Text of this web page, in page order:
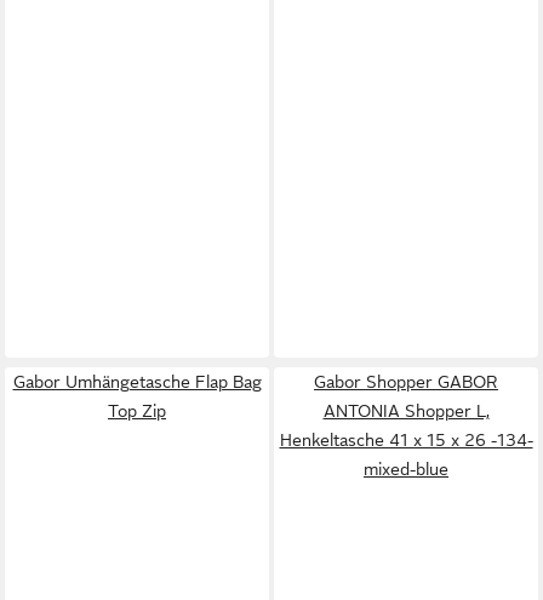
Gabor Umhängetasche Flap Bag
Top Zip
Gabor Shopper GABOR
ANTONIA Shopper L,
Henkeltasche 41 x 15 x 26 -134-
mixed-blue